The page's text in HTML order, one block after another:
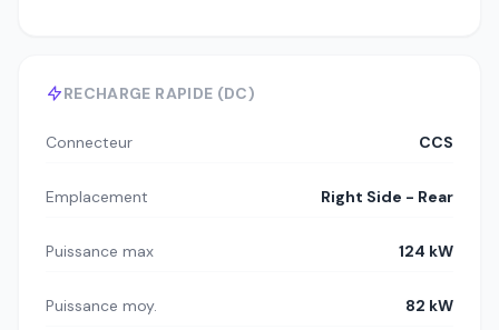
RECHARGE RAPIDE (DC)
Connecteur CCS
Emplacement Right Side - Rear
Puissance max 124 kW
Puissance moy. 82 kW